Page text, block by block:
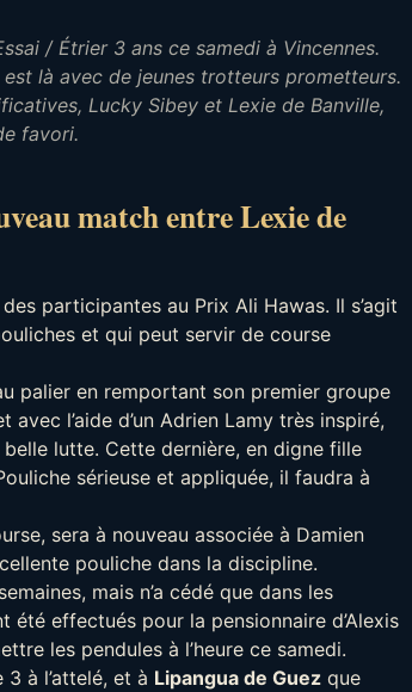
/ Étrier 3 ans ce samedi à Vincennes.
là avec de jeunes trotteurs prometteurs.
Lucky Sibey et Lexie de Banville,
favori.
match entre Lexie de
participantes au Prix Ali Hawas. Il s’agit
et qui peut servir de course
palier en remportant son premier groupe
l’aide d’un Adrien Lamy très inspiré,
belle lutte. Cette dernière, en digne fille
sérieuse et appliquée, il faudra à
sera à nouveau associée à Damien
pouliche dans la discipline.
mais n’a cédé que dans les
effectués pour la pensionnaire d’Alexis
les pendules à l’heure ce samedi.
à l’attelé, et à Lipangua de Guez que